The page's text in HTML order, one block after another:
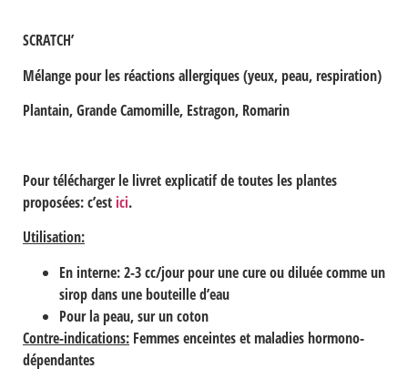
SCRATCH’
Mélange pour les réactions allergiques (yeux, peau, respiration)
Plantain, Grande Camomille, Estragon, Romarin
Pour télécharger le livret explicatif de toutes les plantes
proposées: c’est ici.
Utilisation:
En interne: 2-3 cc/jour pour une cure ou diluée comme un
sirop dans une bouteille d’eau
Pour la peau, sur un coton
Contre-indications: Femmes enceintes et maladies hormono-
dépendantes